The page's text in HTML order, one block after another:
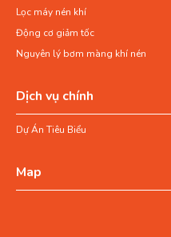
Lọc máy nén khí
Động cơ giảm tốc
Nguyên lý bơm màng khí nén
Dịch vụ chính
Dự Án Tiêu Biểu
Map